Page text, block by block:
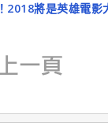
2018將是英雄電影